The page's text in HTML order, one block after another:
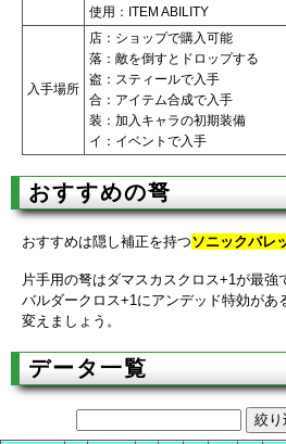
使用：ITEM ABILITY
入手場所
店：ショップで購入可能
落：敵を倒すとドロップする
盗：スティールで入手
合：アイテム合成で入手
装：加入キャラの初期装備
イ：イベントで入手
おすすめの弩
おすすめは隠し補正を持つソニックバレ
片手用の弩はダマスカスクロス+1が最強
バルダークロス+1にアンデッド特効があ
変えましょう。
データ一覧